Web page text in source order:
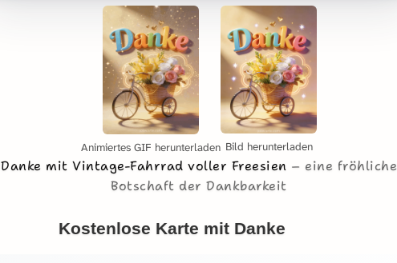
Animiertes GIF herunterladen Bild herunterladen
Danke mit Vintage-Fahrrad voller Freesien
eine fröhliche
Botschaft der Dankbarkeit
Kostenlose Karte mit Danke